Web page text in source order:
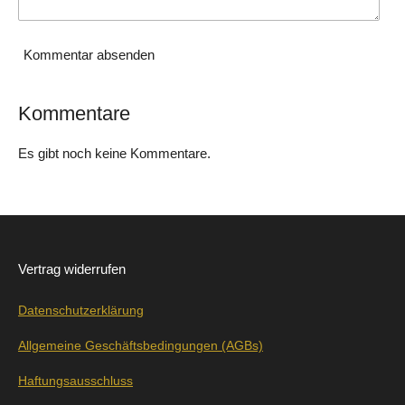
Kommentar absenden
Kommentare
Es gibt noch keine Kommentare.
Vertrag widerrufen
Datenschutzerklärung
Allgemeine Geschäftsbedingungen (AGBs)
Haftungsausschluss